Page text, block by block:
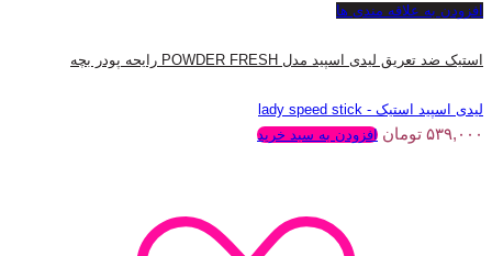
افزودن به علاقه مندی ها
استیک ضد تعریق لیدی اسپید مدل POWDER FRESH رایحه پودر بچه
لیدی اسپید استیک - lady speed stick
۵۳۹,۰۰۰ تومان افزودن به سبد خرید